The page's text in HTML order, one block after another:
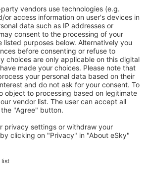
siguranţă
griji cu opțiune gratuită de anulare.
mai mult
și oferte speciale pentru utilizatorii
1,3 mil. de opţiuni: hoteluri, cabane,
cazări de către utilizatorii eSky